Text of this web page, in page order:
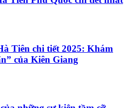
Tiên chi tiết 2025: Khám
của Kiên Giang